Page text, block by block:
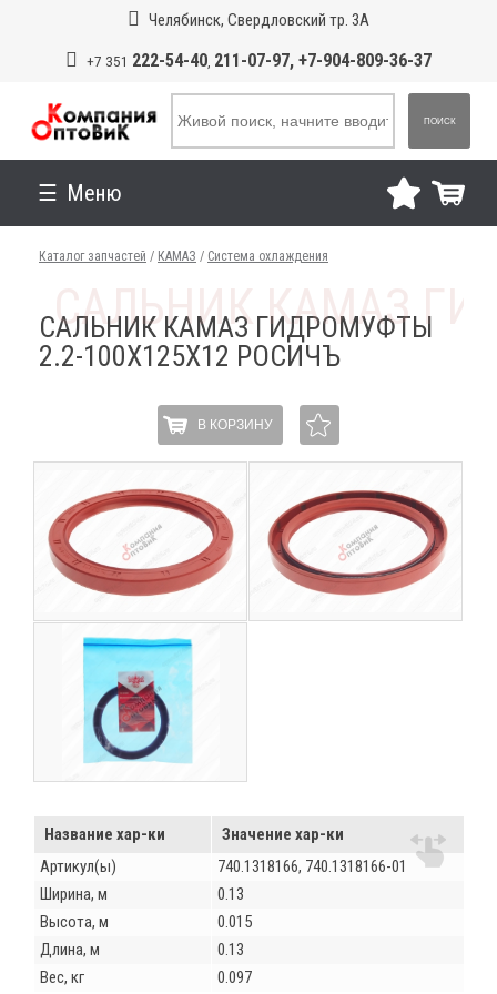
Челябинск, Свердловский тр. 3А
+7 351 222-54-40, 211-07-97, +7-904-809-36-37
ПОИСК
Меню
Каталог запчастей / КАМАЗ / Система охлаждения
САЛЬНИК КАМАЗ ГИДРОМУФТЫ
2.2-100Х125Х12 РОСИЧЪ
В КОРЗИНУ
Название хар-ки
Значение хар-ки
Артикул(ы)
740.1318166, 740.1318166-01
Ширина, м
0.13
Высота, м
0.015
Длина, м
0.13
Вес, кг
0.097